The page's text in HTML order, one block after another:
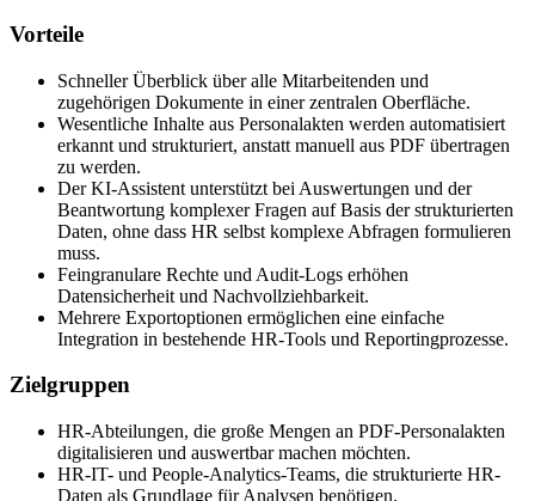
Vorteile
Schneller Überblick über alle Mitarbeitenden und
zugehörigen Dokumente in einer zentralen Oberfläche.
Wesentliche Inhalte aus Personalakten werden automatisiert
erkannt und strukturiert, anstatt manuell aus PDF übertragen
zu werden.
Der KI-Assistent unterstützt bei Auswertungen und der
Beantwortung komplexer Fragen auf Basis der strukturierten
Daten, ohne dass HR selbst komplexe Abfragen formulieren
muss.
Feingranulare Rechte und Audit-Logs erhöhen
Datensicherheit und Nachvollziehbarkeit.
Mehrere Exportoptionen ermöglichen eine einfache
Integration in bestehende HR-Tools und Reportingprozesse.
Zielgruppen
HR-Abteilungen, die große Mengen an PDF-Personalakten
digitalisieren und auswertbar machen möchten.
HR-IT- und People-Analytics-Teams, die strukturierte HR-
Daten als Grundlage für Analysen benötigen.